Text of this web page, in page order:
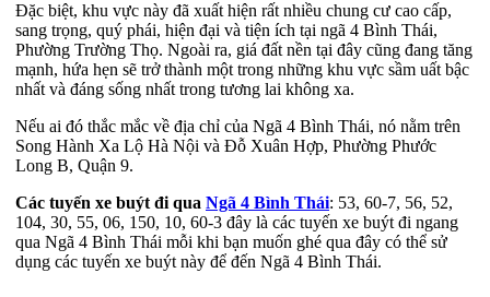
Đặc biệt, khu vực này đã xuất hiện rất nhiều chung cư cao cấp,
sang trọng, quý phái, hiện đại và tiện ích tại ngã 4 Bình Thái,
Phường Trường Thọ. Ngoài ra, giá đất nền tại đây cũng đang tăng
mạnh, hứa hẹn sẽ trở thành một trong những khu vực sầm uất bậc
nhất và đáng sống nhất trong tương lai không xa.
Nếu ai đó thắc mắc về địa chỉ của Ngã 4 Bình Thái, nó nằm trên
Song Hành Xa Lộ Hà Nội và Đỗ Xuân Hợp, Phường Phước
Long B, Quận 9.
Các tuyến xe buýt đi qua Ngã 4 Bình Thái: 53, 60-7, 56, 52,
104, 30, 55, 06, 150, 10, 60-3 đây là các tuyến xe buýt đi ngang
qua Ngã 4 Bình Thái mỗi khi bạn muốn ghé qua đây có thể sử
dụng các tuyến xe buýt này để đến Ngã 4 Bình Thái.